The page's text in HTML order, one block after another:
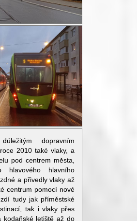
dopravním
2010 také vlaky, a
pod centrem města,
hlavového hlavního
a přivedly vlaky až
centrum pomocí nové
tudy jak příměstské
tak i vlaky přes
kodaňské letiště až do